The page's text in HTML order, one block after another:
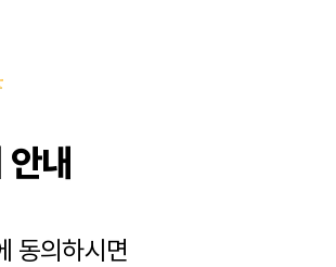
내
동의하시면